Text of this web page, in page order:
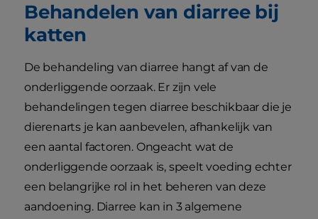
Behandelen van diarree bij
katten
De behandeling van diarree hangt af van de
onderliggende oorzaak. Er zijn vele
behandelingen tegen diarree beschikbaar die je
dierenarts je kan aanbevelen, afhankelijk van
een aantal factoren. Ongeacht wat de
onderliggende oorzaak is, speelt voeding echter
een belangrijke rol in het beheren van deze
aandoening. Diarree kan in 3 algemene